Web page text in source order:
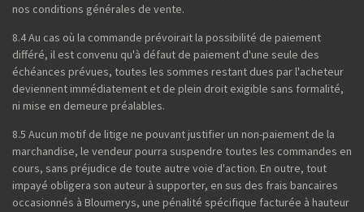
nos conditions générales de vente.
8.4 Au cas où la commande prévoirait la possibilité de paiement
différé, il est convenu qu'à défaut de paiement d'une seule des
échéances prévues, toutes les sommes restant dues par l'acheteur
deviennent immédiatement et de plein droit exigible sans formalité,
ni mise en demeure préalables.
8.5 Aucun motif de litige ne pouvant justifier un non-paiement de la
marchandise, le vendeur pourra suspendre toutes les commandes en
cours, sans préjudice de toute autre voie d'action. En outre, tout
impayé obligera son auteur à supporter, en sus des frais bancaires
occasionnés à Bloumerys, une pénalité spécifique facturée à hauteur